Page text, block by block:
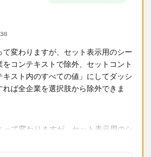
変わりますが、セット表示用のシー
をコンテキストで除外、セットコント
キスト内のすべての値」にしてダッシ
れば全企業を選択肢から除外できま